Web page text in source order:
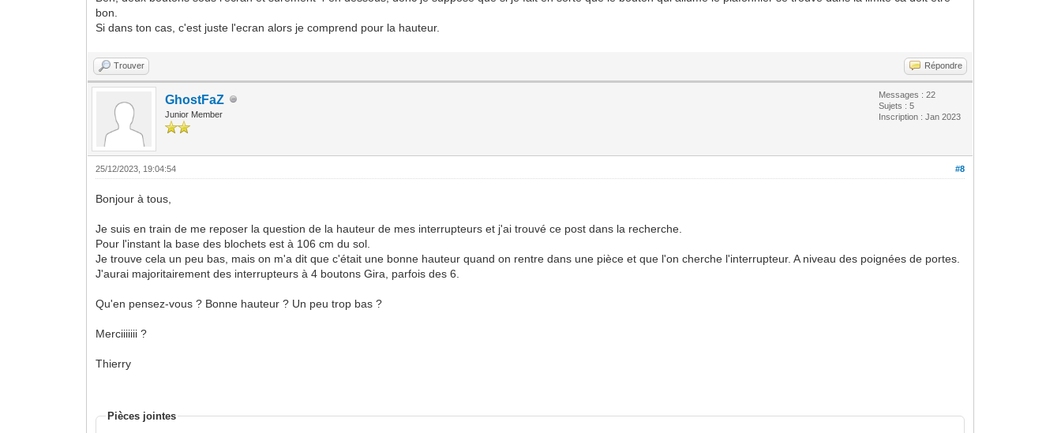
bon.
Si dans ton cas, c'est juste l'ecran alors je comprend pour la hauteur.
Trouver Répondre
GhostFaZ
Junior Member
Messages : 22
Sujets : 5
Inscription : Jan 2023
#8
25/12/2023, 19:04:54
Bonjour à tous,
Je suis en train de me reposer la question de la hauteur de mes interrupteurs et j'ai trouvé ce post dans la recherche.
Pour l'instant la base des blochets est à 106 cm du sol.
Je trouve cela un peu bas, mais on m'a dit que c'était une bonne hauteur quand on rentre dans une pièce et que l'on cherche l'interrupteur. A niveau des poignées de portes.
J'aurai majoritairement des interrupteurs à 4 boutons Gira, parfois des 6.
Qu'en pensez-vous ? Bonne hauteur ? Un peu trop bas ?
Merciiiiiii ?
Thierry
Pièces jointes